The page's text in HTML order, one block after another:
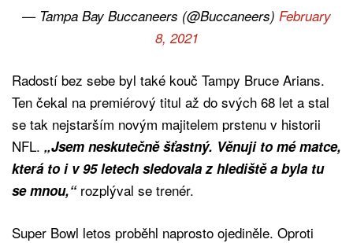
— Tampa Bay Buccaneers (@Buccaneers) February
8, 2021
Radostí bez sebe byl také kouč Tampy Bruce Arians.
Ten čekal na premiérový titul až do svých 68 let a stal
se tak nejstarším novým majitelem prstenu v historii
NFL. „Jsem neskutečně šťastný. Věnuji to mé matce,
která to i v 95 letech sledovala z hlediště a byla tu
se mnou,“rozplýval se trenér.
Super Bowl letos proběhl naprosto ojediněle. Oproti